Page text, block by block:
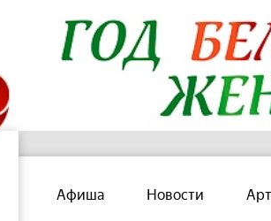
Афиша Новости